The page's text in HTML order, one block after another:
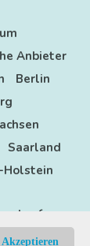
Anbieter
Berlin
Saarland
Holstein
Akzeptieren